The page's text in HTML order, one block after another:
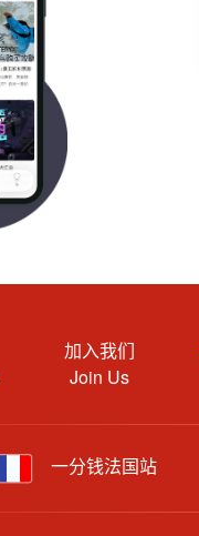
加入我们
Join Us
一分钱法国站